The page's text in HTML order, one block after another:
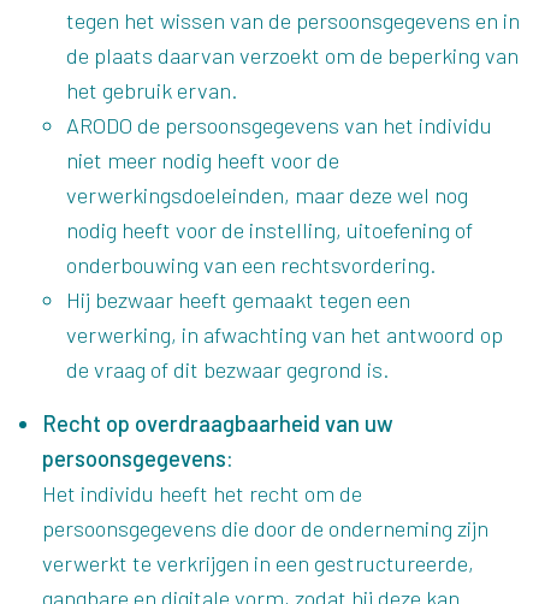
tegen het wissen van de persoonsgegevens en in
de plaats daarvan verzoekt om de beperking van
het gebruik ervan.
ARODO de persoonsgegevens van het individu
niet meer nodig heeft voor de
verwerkingsdoeleinden, maar deze wel nog
nodig heeft voor de instelling, uitoefening of
onderbouwing van een rechtsvordering.
Hij bezwaar heeft gemaakt tegen een
verwerking, in afwachting van het antwoord op
de vraag of dit bezwaar gegrond is.
Recht op overdraagbaarheid van uw
persoonsgegevens:
Het individu heeft het recht om de
persoonsgegevens die door de onderneming zijn
verwerkt te verkrijgen in een gestructureerde,
gangbare en digitale vorm, zodat hij deze kan